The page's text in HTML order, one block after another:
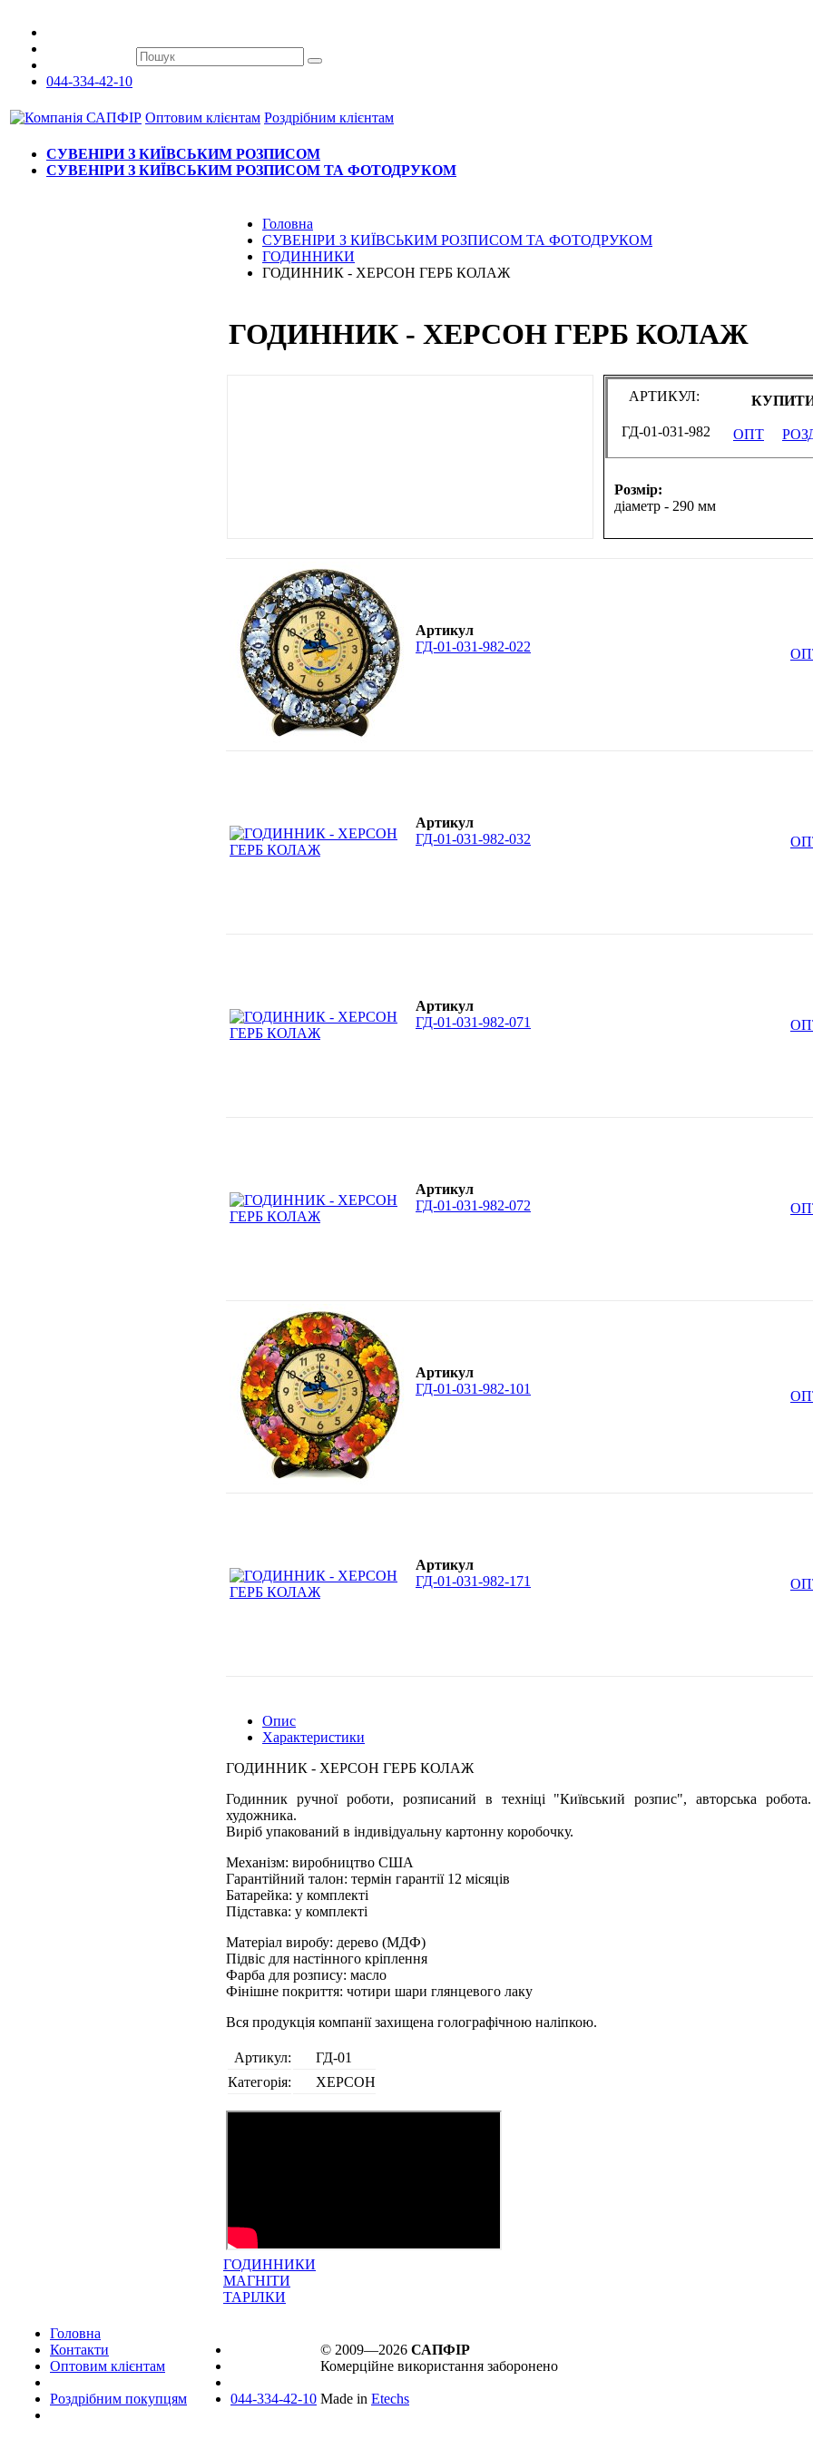
044-334-42-10
Оптовим клієнтам Роздрібним клієнтам
СУВЕНІРИ З КИЇВСЬКИМ РОЗПИСОМ
СУВЕНІРИ З КИЇВСЬКИМ РОЗПИСОМ ТА ФОТОДРУКОМ
Головна
СУВЕНІРИ З КИЇВСЬКИМ РОЗПИСОМ ТА ФОТОДРУКОМ
ГОДИННИКИ
ГОДИННИК - ХЕРСОН ГЕРБ КОЛАЖ
ГОДИННИК - ХЕРСОН ГЕРБ КОЛАЖ
АРТИКУЛ:
ГД-01-031-982 ОПТ
Розмір:
діаметр - 290 мм
Артикул
ГД-01-031-982-022
Артикул
ГД-01-031-982-032
Артикул
ГД-01-031-982-071
Артикул
ГД-01-031-982-072
Артикул
ГД-01-031-982-101
Артикул
ГД-01-031-982-171
Опис
Характеристики
ГОДИННИК - ХЕРСОН ГЕРБ КОЛАЖ
Годинник ручної роботи, розписаний в техніці "Київський розпис", авторська
художника.
Виріб упакований в індивідуальну картонну коробочку.
Механізм: виробництво США
Гарантійний талон: термін гарантії 12 місяців
Батарейка: у комплекті
Підставка: у комплекті
Матеріал виробу: дерево (МДФ)
Підвіс для настінного кріплення
Фарба для розпису: масло
Фінішне покриття: чотири шари глянцевого лаку
Вся продукція компанії захищена голографічною наліпкою.
Артикул:
ГД-01
Категорія:
ХЕРСОН
ГОДИННИКИ
МАГНІТИ
ТАРІЛКИ
Головна
Контакти
Оптовим клієнтам
Роздрібним покупцям 044-334-42-10
© 2009—2026 САПФІР
Комерційне використання заборонено
Made in Etechs